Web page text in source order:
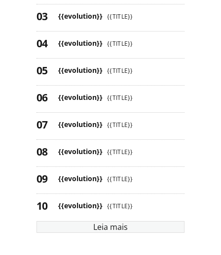
{{evolution}} {{TITLE}}
{{evolution}} {{TITLE}}
{{evolution}} {{TITLE}}
{{evolution}} {{TITLE}}
{{evolution}} {{TITLE}}
{{evolution}} {{TITLE}}
{{evolution}} {{TITLE}}
{{evolution}} {{TITLE}}
Leia mais